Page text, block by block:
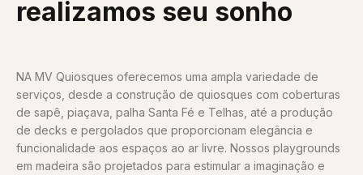
realizamos seu sonho
NA MV Quiosques oferecemos uma ampla variedade de
serviços, desde a construção de quiosques com coberturas
de sapê, piaçava, palha Santa Fé e Telhas, até a produção
de decks e pergolados que proporcionam elegância e
funcionalidade aos espaços ao ar livre. Nossos playgrounds
em madeira são projetados para estimular a imaginação e